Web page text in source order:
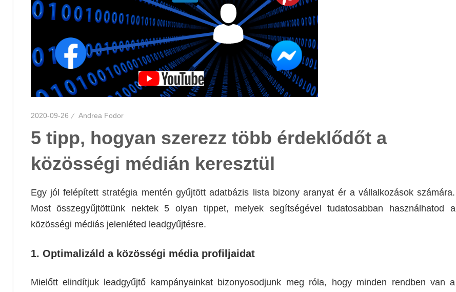
2020-09-26 Andrea Fodor
5 tipp, hogyan szerezz több érdeklődőt a
közösségi médián keresztül
Egy jól felépített stratégia mentén gyűjtött adatbázis lista bizony aranyat ér a vállalkozások számára.
Most összegyűjtöttünk nektek 5 olyan tippet, melyek segítségével tudatosabban használhatod a
közösségi médiás jelenléted leadgyűjtésre.
1. Optimalizáld a közösségi média profiljaidat
Mielőtt elindítjuk leadgyűjtő kampányainkat bizonyosodjunk meg róla, hogy minden rendben van a